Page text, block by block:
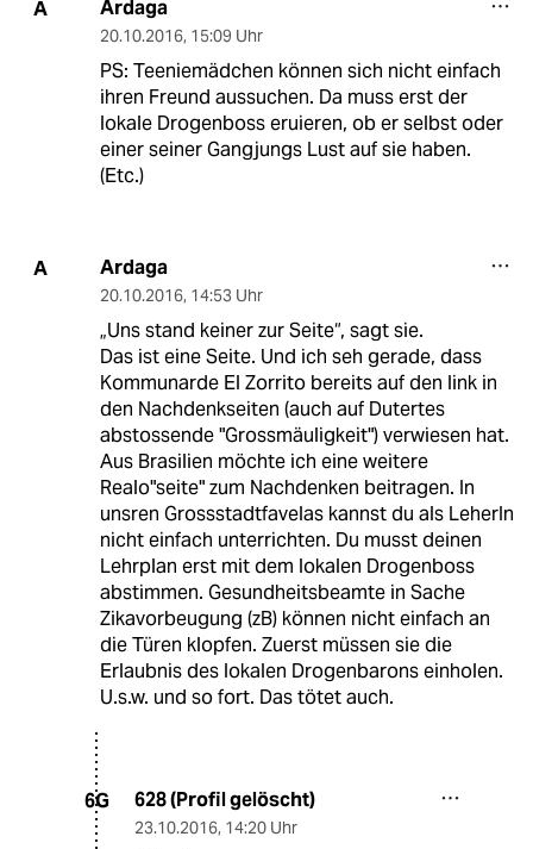
A Ardaga
20.10.2016, 15:09 Uhr
PS: Teeniemädchen können sich nicht einfach
ihren Freund aussuchen. Da muss erst der
lokale Drogenboss eruieren, ob er selbst oder
einer seiner Gangjungs Lust auf sie haben.
(Etc.)
A Ardaga
20.10.2016, 14:53 Uhr
„Uns stand keiner zur Seite“, sagt sie.
Das ist eine Seite. Und ich seh gerade, dass
Kommunarde El Zorrito bereits auf den link in
den Nachdenkseiten (auch auf Dutertes
abstossende "Grossmäuligkeit") verwiesen hat.
Aus Brasilien möchte ich eine weitere
Realo"seite" zum Nachdenken beitragen. In
unsren Grossstadtfavelas kannst du als LeherIn
nicht einfach unterrichten. Du musst deinen
Lehrplan erst mit dem lokalen Drogenboss
abstimmen. Gesundheitsbeamte in Sache
Zikavorbeugung (zB) können nicht einfach an
die Türen klopfen. Zuerst müssen sie die
Erlaubnis des lokalen Drogenbarons einholen.
U.s.w. und so fort. Das tötet auch.
6G 628 (Profil gelöscht)
23.10.2016, 14:20 Uhr